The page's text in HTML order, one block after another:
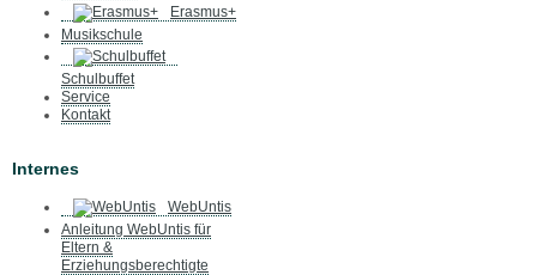
Erasmus+
Musikschule
Schulbuffet
Service
Kontakt
Internes
WebUntis
Anleitung WebUntis für
Eltern &
Erziehungsberechtigte